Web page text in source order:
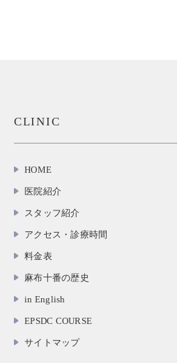
CLINIC
HOME
医院紹介
スタッフ紹介
アクセス・診療時間
料金表
麻布十番の歴史
in English
EPSDC COURSE
サイトマップ